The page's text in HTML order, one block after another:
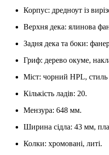
Корпус: дредноут із
Верхня дека: ялинова
Задня дека та боки:
Гриф: дерево окуме,
Міст: чорний HPL, стиль
Кількість ладів: 20.
Мензура: 648 мм.
Ширина сідла: 43 мм,
Колки: хромовані, литі.